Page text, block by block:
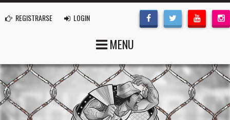
REGISTRARSE LOGIN
MENU